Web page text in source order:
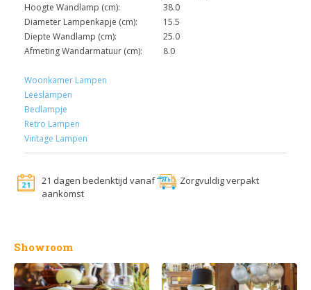
Hoogte Wandlamp (cm):
38.0
Diameter Lampenkapje (cm):
15.5
Diepte Wandlamp (cm):
25.0
Afmeting Wandarmatuur (cm):
8.0
Woonkamer Lampen
Leeslampen
Bedlampje
Retro Lampen
Vintage Lampen
21 dagen bedenktijd vanaf
aankomst
Zorgvuldig verpakt
Showroom